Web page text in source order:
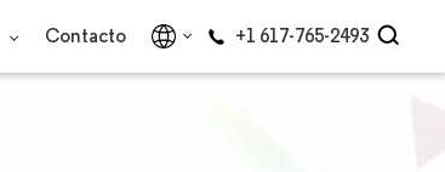
Contacto +1 617-765-2493